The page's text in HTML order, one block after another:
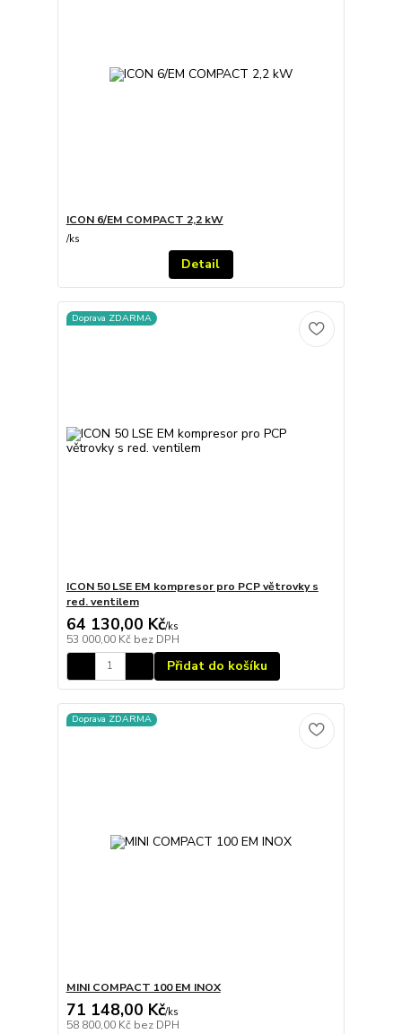
ICON 6/EM COMPACT 2,2 kW
/ks
Detail
Doprava ZDARMA
ICON 50 LSE EM kompresor pro PCP větrovky s
red. ventilem
64 130,00 Kč/ks
53 000,00 Kč bez DPH
Přidat do košíku
Doprava ZDARMA
MINI COMPACT 100 EM INOX
71 148,00 Kč/ks
58 800,00 Kč bez DPH